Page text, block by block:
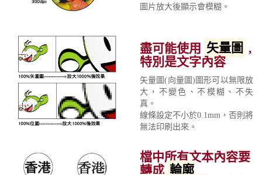
圖片放大後顯示會模糊。
盡可能使用 矢量圖 ,
特別是文字內容
矢量圖(向量圖)圖形可以無限放
大，不變色、不模糊、不失
真。
線條設定不小於0.1mm，否則將
無法印刷出來。
檔中所有文本內容要
轉成 輪廓